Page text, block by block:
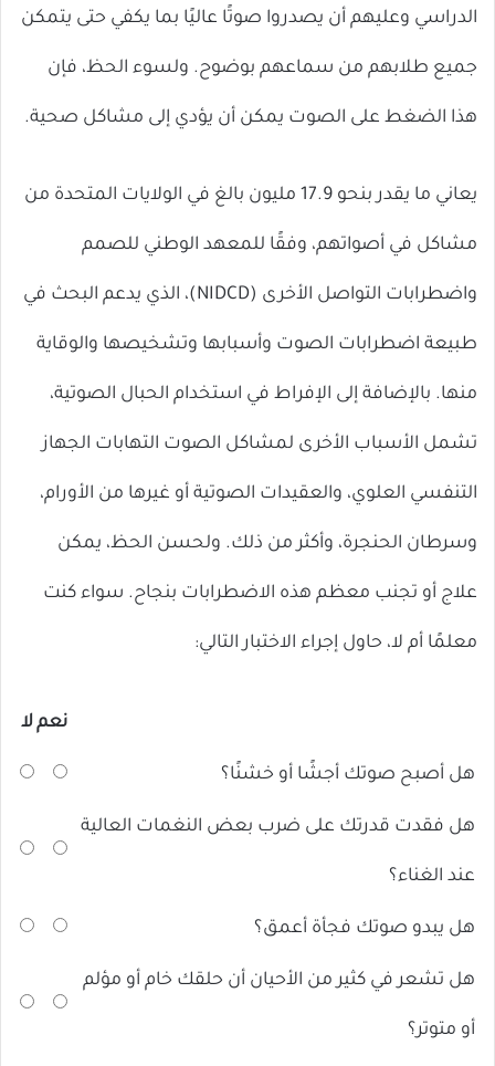
الدراسي وعليهم أن يصدروا صوتًا عاليًا بما يكفي حتى يتمكن
جميع طلابهم من سماعهم بوضوح. ولسوء الحظ، فإن
هذا الضغط على الصوت يمكن أن يؤدي إلى مشاكل صحية.
يعاني ما يقدر بنحو 17.9 مليون بالغ في الولايات المتحدة من
مشاكل في أصواتهم، وفقًا للمعهد الوطني للصمم
واضطرابات التواصل الأخرى (NIDCD)، الذي يدعم البحث في
طبيعة اضطرابات الصوت وأسبابها وتشخيصها والوقاية
منها. بالإضافة إلى الإفراط في استخدام الحبال الصوتية،
تشمل الأسباب الأخرى لمشاكل الصوت التهابات الجهاز
التنفسي العلوي، والعقيدات الصوتية أو غيرها من الأورام،
وسرطان الحنجرة، وأكثر من ذلك. ولحسن الحظ، يمكن
علاج أو تجنب معظم هذه الاضطرابات بنجاح. سواء كنت
معلمًا أم لا، حاول إجراء الاختبار التالي:
نعملا
هل أصبح صوتك أجشًا أو خشنًا؟
هل فقدت قدرتك على ضرب بعض النغمات العالية
عند الغناء؟
هل يبدو صوتك فجأة أعمق؟
هل تشعر في كثير من الأحيان أن حلقك خام أو مؤلم
أو متوتر؟